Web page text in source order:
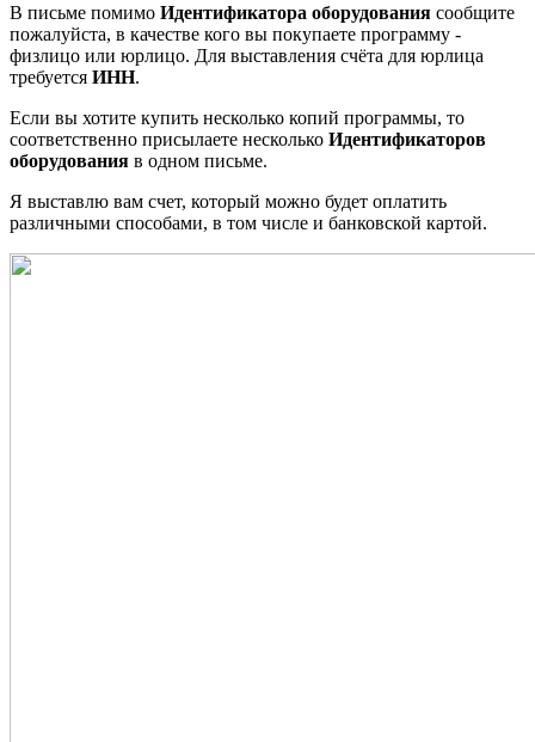
В письме помимо Идентификатора оборудования сообщите
пожалуйста, в качестве кого вы покупаете программу -
физлицо или юрлицо. Для выставления счёта для юрлица
требуется ИНН.
Если вы хотите купить несколько копий программы, то
соответственно присылаете несколько Идентификаторов
оборудования в одном письме.
Я выставлю вам счет, который можно будет оплатить
различными способами, в том числе и банковской картой.